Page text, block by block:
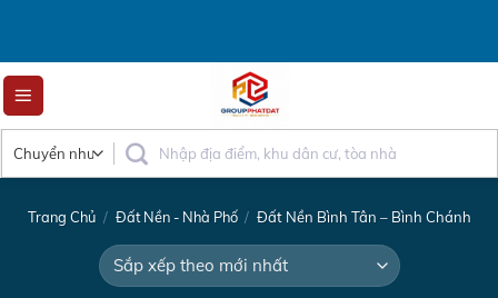
content
Trang Chủ / Đất Nền - Nhà Phố / Đất Nền Bình Tân – Bình Chánh